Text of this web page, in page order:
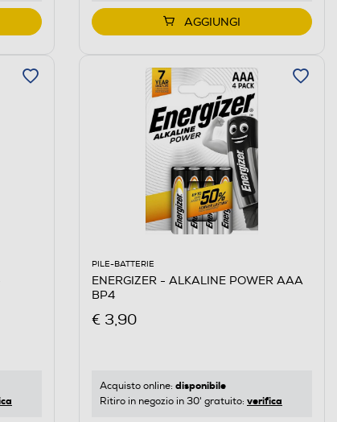
AGGIUNGI
PILE-BATTERIE
ENERGIZER - ALKALINE POWER AAA
BP4
€ 3,90
Acquisto online: disponibile
Ritiro in negozio in 30' gratuito: verifica